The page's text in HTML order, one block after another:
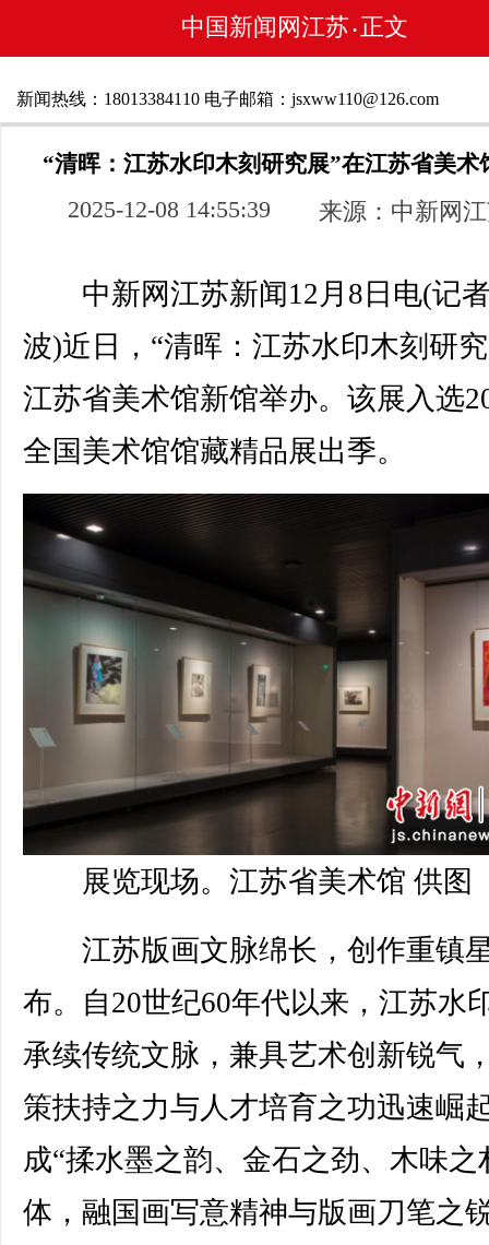
中国新闻网江苏 • 正文
新闻热线：18013384110 电子邮箱：jsxww110@126.com
“清晖：江苏水印木刻研究展”在江苏省美术
2025-12-08 14:55:39 来源：中新网
中新网江苏新闻12月8日电(记
波)近日，“清晖：江苏水印木刻研
江苏省美术馆新馆举办。该展入选
全国美术馆馆藏精品展出季。
展览现场。江苏省美术馆 供图
江苏版画文脉绵长，创作重镇
布。自20世纪60年代以来，江苏水
承续传统文脉，兼具艺术创新锐气
策扶持之力与人才培育之功迅速崛
成“揉水墨之韵、金石之劲、木味之
体，融国画写意精神与版画刀笔之